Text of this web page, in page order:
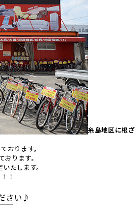
糸島地区に根ざ
おります。
ります。
たします。
！
さい♪